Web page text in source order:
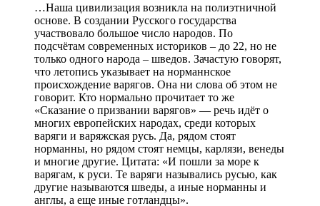
…Наша цивилизация возникла на полиэтничной
основе. В создании Русского государства
участвовало большое число народов. По
подсчётам современных историков – до 22, но не
только одного народа – шведов. Зачастую говорят,
что летопись указывает на норманнское
происхождение варягов. Она ни слова об этом не
говорит. Кто нормально прочитает то же
«Сказание о призвании варягов» — речь идёт о
многих европейских народах, среди которых
варяги и варяжская русь. Да, рядом стоят
норманны, но рядом стоят немцы, карлязи, венеды
и многие другие. Цитата: «И пошли за море к
варягам, к руси. Те варяги назывались русью, как
другие называются шведы, а иные норманны и
англы, а еще иные готландцы».